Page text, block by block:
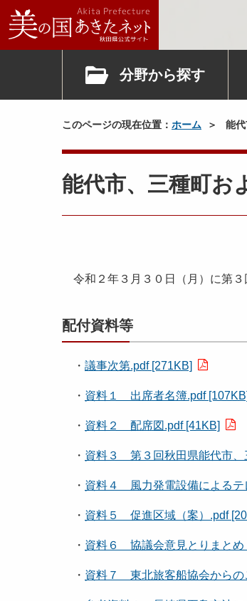
分野から探す
このページの現在位置： ホーム 能
能代市、三種町お
令和２年３月３０日（月）に第３
配付資料等
・ 議事次第.pdf [271KB]
・ 資料１ 出席者名簿.pdf [107KB]
・ 資料２ 配席図.pdf [41KB]
・ 資料３ 第３回秋田県能代市、
・ 資料４ 風力発電設備によるテ
・ 資料５ 促進区域（案）.pdf
・ 資料６ 協議会意見とりまとめ
・ 資料７ 東北旅客船協会からの